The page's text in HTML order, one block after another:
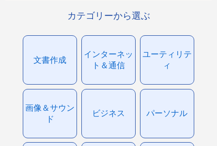
カテゴリーから選ぶ
文書作成
インターネッ
ト＆通信
ユーティリテ
ィ
画像＆サウン
ド
ビジネス パーソナル